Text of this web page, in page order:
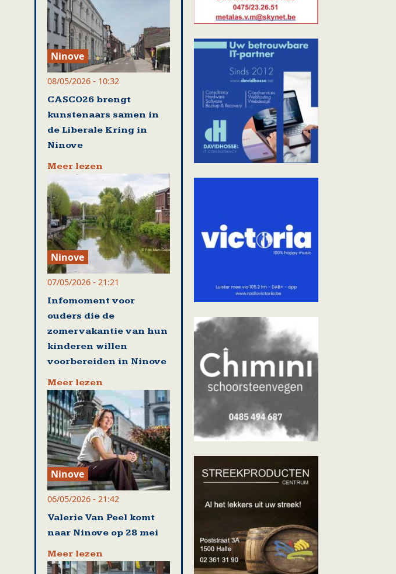
Ninove
08/05/2026 - 10:32
CASCO26 brengt
kunstenaars samen in
de Liberale Kring in
Ninove
Meer lezen
Ninove
07/05/2026 - 21:21
Infomoment voor
ouders die de
zomervakantie van hun
kinderen willen
voorbereiden in Ninove
Meer lezen
Ninove
06/05/2026 - 21:42
Valerie Van Peel komt
naar Ninove op 28 mei
Meer lezen